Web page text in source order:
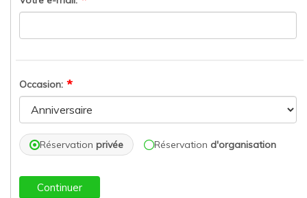
Occasion:
Réservation privée Réservation d'organisation
Continuer